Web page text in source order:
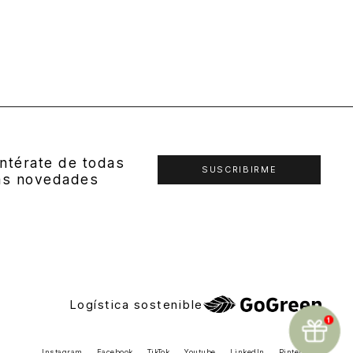
de todas
novedades
SUSCRIBIRME
Logística sostenible